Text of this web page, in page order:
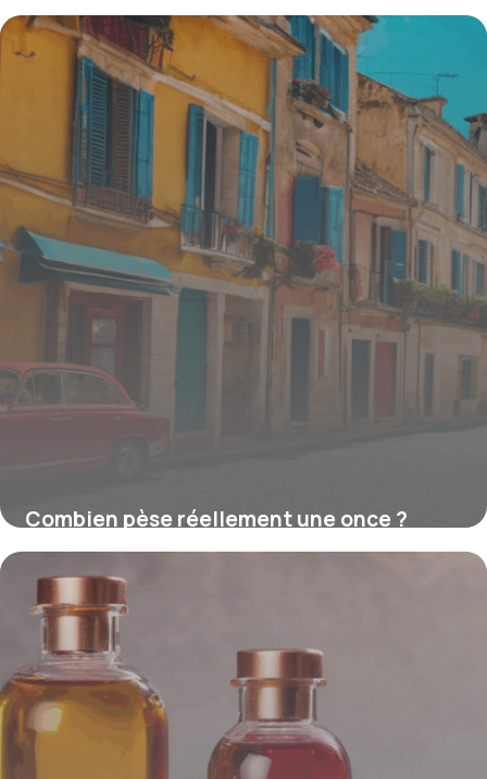
transmettre 100 000 euros efficacement
15 juin 2026
Combien pèse réellement une once ?
Comprendre et convertir cette unité
incontournable
15 juin 2026